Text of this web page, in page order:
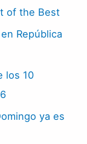
of the Best
República
los 10
ya es